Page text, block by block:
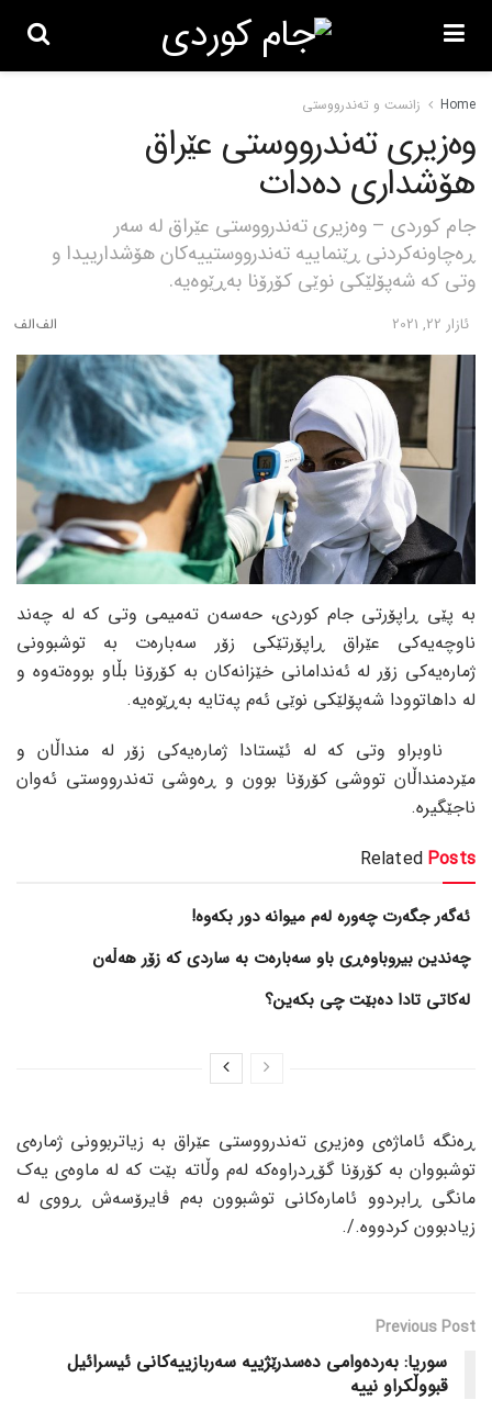
Home زانست و تەندرووستی
وەزیری تەندرووستی عێراق
هۆشداری دەدات
جام کوردی – وەزیری تەندرووستی عێراق لە سەر
ڕەچاونەکردنی ڕێنماییە تەندرووستییەکان هۆشدارییدا و
وتی کە شەپۆلێکی نوێی کۆرۆنا بەڕێوەیە.
ئازار 22, 2021
بە پێی ڕاپۆرتی جام کوردی، حەسەن تەمیمی وتی کە لە چەند
ناوچەیەکی عێراق ڕاپۆرتێکی زۆر سەبارەت بە توشبوونی
ژمارەیەکی زۆر لە ئەندامانی خێزانەکان بە کۆرۆنا بڵاو بووەتەوە و
لە داهاتوودا شەپۆلێکی نوێی ئەم پەتایە بەڕێوەیە.
ناوبراو وتی کە لە ئێستادا ژمارەیەکی زۆر لە منداڵان و
مێردمنداڵان تووشی کۆرۆنا بوون و ڕەوشی تەندرووستی ئەوان
ناجێگیرە.
Related Posts
ئەگەر جگەرت چەورە لەم میوانە دور بکەوە!
چەندین بیروباوەڕی باو سەبارەت بە ساردی کە زۆر هەڵەن
لەکاتی تادا دەبێت چی بکەین؟
ڕەنگە ئاماژەی وەزیری تەندرووستی عێراق بە زیاتربوونی ژمارەی
توشبووان بە کۆرۆنا گۆڕدراوەکە لەم وڵاتە بێت کە لە ماوەی یەک
مانگی ڕابردوو ئامارەکانی توشبوون بەم ڤایرۆسەش ڕووی لە
زیادبوون کردووە./.
Previous Post
سوریا: بەردەوامی دەسدرێژییە سەربازییەکانی ئیسرائیل
قبووڵکراو نییە